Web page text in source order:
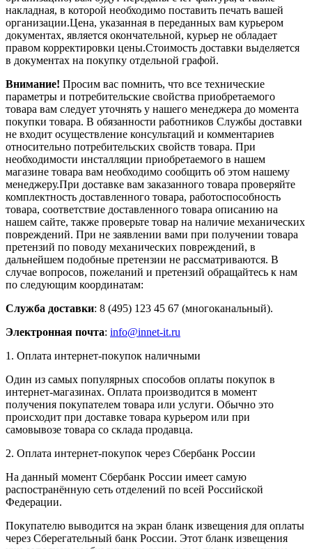
накладная, в которой необходимо поставить печать вашей
организации.Цена, указанная в переданных вам курьером
документах, является окончательной, курьер не обладает
правом корректировки цены.Стоимость доставки выделяется
в документах на покупку отдельной графой.
Внимание! Просим вас помнить, что все технические
параметры и потребительские свойства приобретаемого
товара вам следует уточнять у нашего менеджера до момента
покупки товара. В обязанности работников Службы доставки
не входит осуществление консультаций и комментариев
относительно потребительских свойств товара. При
необходимости инсталляции приобретаемого в нашем
магазине товара вам необходимо сообщить об этом нашему
менеджеру.При доставке вам заказанного товара проверяйте
комплектность доставленного товара, работоспособность
товара, соответствие доставленного товара описанию на
нашем сайте, также проверьте товар на наличие механических
повреждений. При не заявлении вами при получении товара
претензий по поводу механических повреждений, в
дальнейшем подобные претензии не рассматриваются. В
случае вопросов, пожеланий и претензий обращайтесь к нам
по следующим координатам:
Служба доставки: 8 (495) 123 45 67 (многоканальный).
Электронная почта: info@innet-it.ru
1. Оплата интернет-покупок наличными
Один из самых популярных способов оплаты покупок в
интернет-магазинах. Оплата производится в момент
получения покупателем товара или услуги. Обычно это
происходит при доставке товара курьером или при
самовывозе товара со склада продавца.
2. Оплата интернет-покупок через Сбербанк России
На данный момент Сбербанк России имеет самую
распостранённую сеть отделений по всей Российской
Федерации.
Покупателю выводится на экран бланк извещения для оплаты
через Сберегательный банк России. Этот бланк извещения